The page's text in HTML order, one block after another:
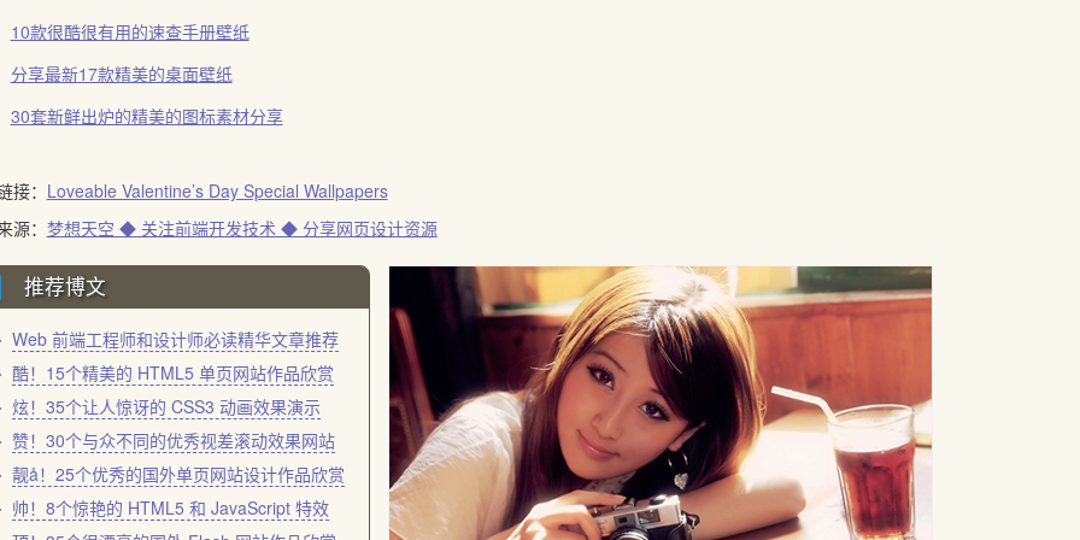
10款很酷很有用的速查手册壁纸
分享最新17款精美的桌面壁纸
30套新鲜出炉的精美的图标素材分享
接： Loveable Valentine’s Day Special Wallpapers
源： 梦想天空 ◆ 关注前端开发技术 ◆ 分享网页设计资源
推荐博文
Web 前端工程师和设计师必读精华文章推荐
酷！15个精美的 HTML5 单页网站作品欣赏
炫！35个让人惊讶的 CSS3 动画效果演示
赞！30个与众不同的优秀视差滚动效果网站
靓å！25个优秀的国外单页网站设计作品欣赏
帅！8个惊艳的 HTML5 和 JavaScript 特效